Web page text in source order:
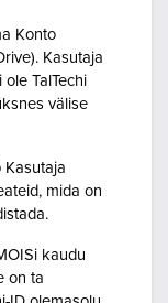
Konto
Kasutaja
TalTechi
välise
Kasutaja
mida on
kaudu
on ta